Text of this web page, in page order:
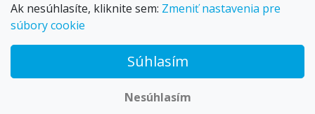
Ak nesúhlasíte, kliknite sem: Zmeniť nastavenia pre
súbory cookie
Súhlasím
Nesúhlasím